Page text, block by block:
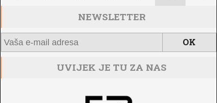
NEWSLETTER
UVIJEK JE TU ZA NAS